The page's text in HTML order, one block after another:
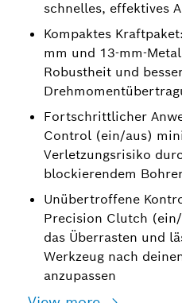
schnelles, effektives
Kompaktes
mm und 13-mm-
Robustheit und
Fortschrittlicher
Control (ein/aus)
Verletzungsrisiko
blockierendem
Unübertroffene
Precision Clutch
das Überrasten und
Werkzeug nach
anzupassen